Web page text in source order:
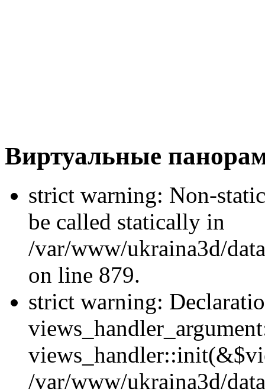
Виртуальные
strict warning: Non-
be called statically in
/var/www/ukraina3d/
on line 879.
strict warning:
/var/www/ukraina3d/